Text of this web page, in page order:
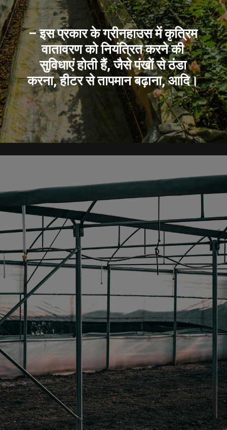
– इस प्रकार के ग्रीनहाउस में कृत्रिम
वातावरण को नियंत्रित करने की
सुविधाएं होती हैं, जैसे पंखों से ठंडा
करना, हीटर से तापमान बढ़ाना, आदि।